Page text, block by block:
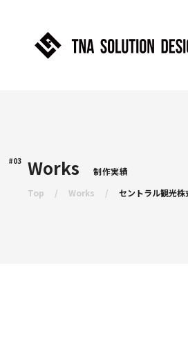
#03 Works
制作実績
Top
Works セントラル観光株